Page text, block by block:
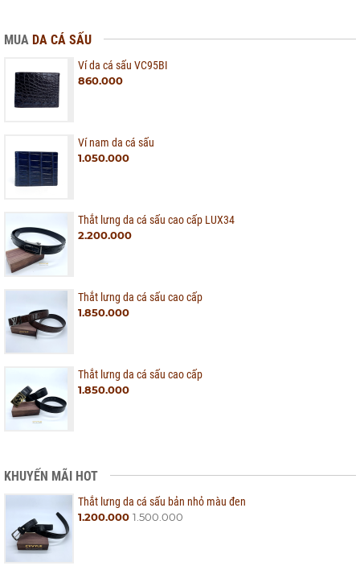
MUA DA CÁ SẤU
Ví da cá sấu VC95BI
860.000
Ví nam da cá sấu
1.050.000
Thắt lưng da cá sấu cao cấp LUX34
2.200.000
Thắt lưng da cá sấu cao cấp
1.850.000
Thắt lưng da cá sấu cao cấp
1.850.000
KHUYẾN MÃI HOT
Thắt lưng da cá sấu bản nhỏ màu đen
1.200.000 1.500.000